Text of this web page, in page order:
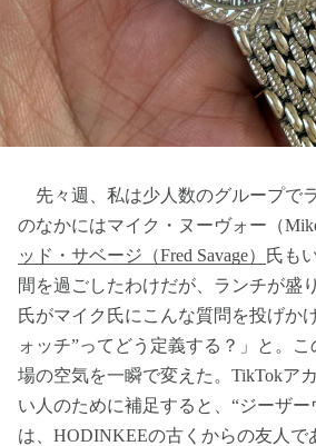
先々週、私は少人数のグループで
のなかにはマイク・ヌーヴォー（
ッド・サベージ（Fred Savage）
氏も
間を過ごしたわけだが、ランチが盛
氏がマイク氏にこんな質問を投げか
ォッチ”ってどう定義する？」と。
場の空気を一瞬で変えた。TikTokア
い人のために補足すると、“ジーザ
は、HODINKEEの古くからの友人で